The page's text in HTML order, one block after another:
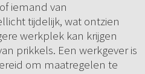
iemand van
tijdelijk, wat ontzien
werkplek kan krijgen
prikkels. Een werkgever is
om maatregelen te